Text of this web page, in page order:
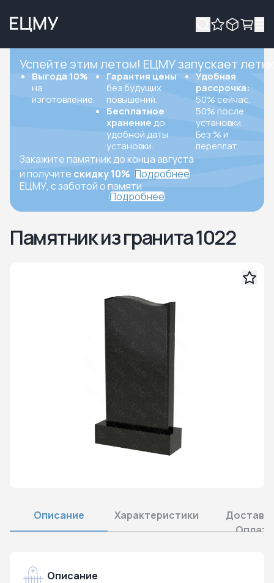
Успейте этим летом! ЕЦМУ запускает
Выгода 10%
на
изготовление.
Гарантия цены
без будущих
повышений.
Бесплатное
хранение до
удобной даты
установки.
Удобная
рассрочка:
50% сейчас,
50% после
установки.
Без % и
переплат.
Закажите памятник до конца августа
и получите скидку 10% Подробнее
ЕЦМУ, с заботой о памяти
Подробнее
Памятник из гранита 1022
Описание Характеристики
Оплата
Описание